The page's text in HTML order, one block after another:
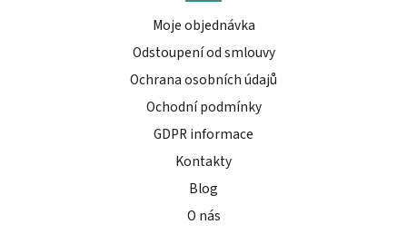
Moje objednávka
Odstoupení od smlouvy
Ochrana osobních údajů
Ochodní podmínky
GDPR informace
Kontakty
Blog
O nás